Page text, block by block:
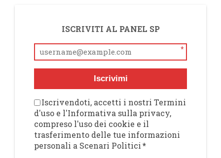
ISCRIVITI AL PANEL SP
*
Iscrivimi
Iscrivendoti, accetti i nostri Termini
d'uso e l'Informativa sulla privacy,
compreso l'uso dei cookie e il
trasferimento delle tue informazioni
personali a Scenari Politici*